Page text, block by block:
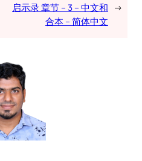
启示录 章节 – 3 – 中文和
合本 – 简体中文
→